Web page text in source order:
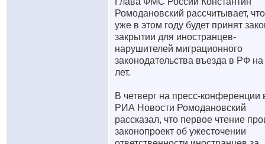
Ромодановский рассчитывает, что
уже в этом году будет принят
закрытии для иностранцев-
нарушителей миграционного
законодательства въезда в РФ
лет.
В четверг на пресс-конференции
РИА Новости Ромодановский
рассказал, что первое чтение
законопроект об ужесточении